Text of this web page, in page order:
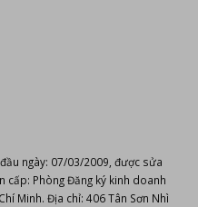
ngày: 07/03/2009, được sửa
cấp: Phòng Đăng ký kinh doanh
Minh. Địa chỉ: 406 Tân Sơn Nhì